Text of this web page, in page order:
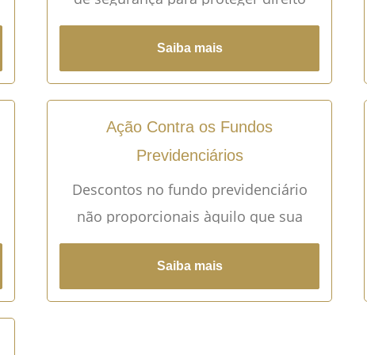
líquido e certo, ou seja, provado por
documentos, que tenha sido violado
por ato ilegal ou abusivo.
Saiba mais
Ação Contra os Fundos
Previdenciários
Descontos no fundo previdenciário
não proporcionais àquilo que sua
categoria incorpora à aposentadoria,
pode gerar direito à restituição de
valores e correção monetária.
Saiba mais